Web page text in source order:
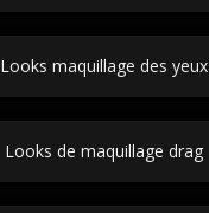
Looks maquillage des yeux
Looks de maquillage drag